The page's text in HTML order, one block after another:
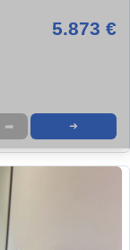
5.873 €
➦ ➜